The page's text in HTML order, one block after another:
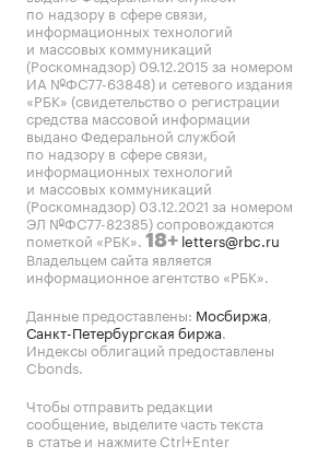
по надзору в сфере связи,
информационных технологий
и массовых коммуникаций
(Роскомнадзор) 09.12.2015 за номером
ИА №ФС77-63848) и сетевого издания
«РБК» (свидетельство о регистрации
средства массовой информации
выдано Федеральной службой
по надзору в сфере связи,
информационных технологий
и массовых коммуникаций
(Роскомнадзор) 03.12.2021 за номером
ЭЛ №ФС77-82385) сопровождаются
пометкой «РБК». 18+ letters@rbc.ru
Владельцем сайта является
информационное агентство «РБК».
Данные предоставлены: Мосбиржа,
Санкт-Петербургская биржа.
Индексы облигаций предоставлены
Cbonds.
Чтобы отправить редакции
сообщение, выделите часть текста
в статье и нажмите Ctrl+Enter